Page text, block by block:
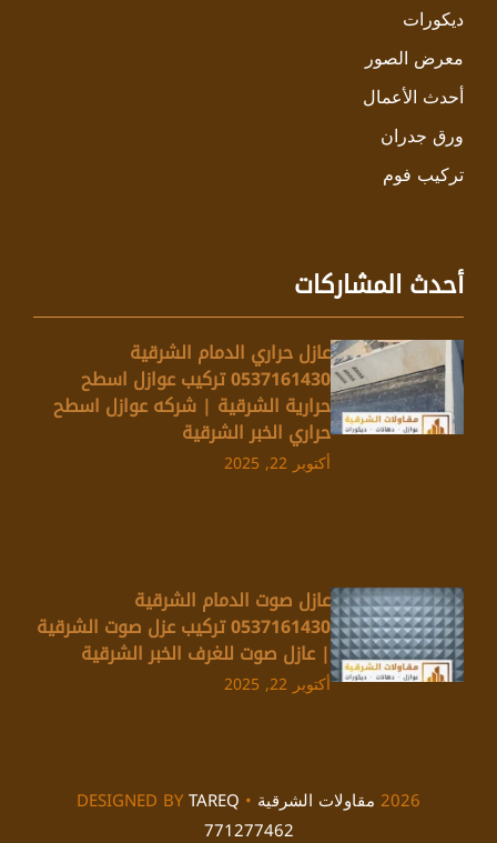
ديكورات
معرض الصور
أحدث الأعمال
ورق جدران
تركيب فوم
أحدث المشاركات
عازل حراري الدمام الشرقية
0537161430 تركيب عوازل اسطح
حرارية الشرقية | شركه عوازل اسطح
حراري الخبر الشرقية
أكتوبر 22, 2025
عازل صوت الدمام الشرقية
0537161430 تركيب عزل صوت الشرقية
| عازل صوت للغرف الخبر الشرقية
أكتوبر 22, 2025
2026 مقاولات الشرقية • DESIGNED BY
TAREQ
771277462